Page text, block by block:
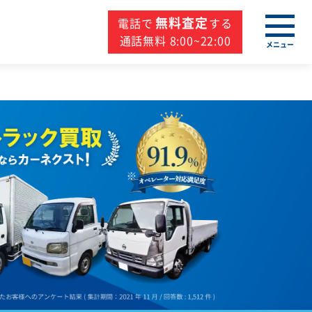
電話で 無料査定する
通話無料 8:00~22:00
メニュー